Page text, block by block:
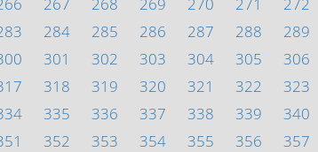
284 285 286 287 288 289
301 302 303 304 305 306
318 319 320 321 322 323
335 336 337 338 339 340
352 353 354 355 356 357